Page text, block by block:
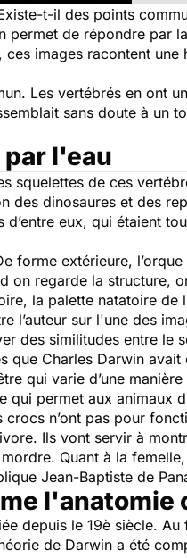
t-il des points
permet de répondre par
images racontent une
Les vertébrés en ont
sans doute à un
l'eau
squelettes de ces
des dinosaures et des
eux, qui étaient
forme extérieure,
on regarde la structure,
la palette natatoire de
l’auteur sur l'une des
des similitudes entre le
que Charles Darwin
qui varie d’une
qui permet aux
crocs n’ont pas pour
Ils vont servir à
Quant à la
Jean-Baptiste de
l'anatomie
depuis le 19è siècle.
de Darwin a été